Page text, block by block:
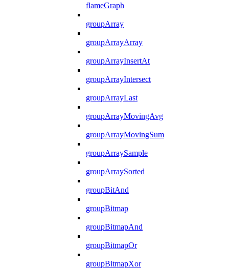
flameGraph
groupArray
groupArrayArray
groupArrayInsertAt
groupArrayIntersect
groupArrayLast
groupArrayMovingAvg
groupArrayMovingSum
groupArraySample
groupArraySorted
groupBitAnd
groupBitmap
groupBitmapAnd
groupBitmapOr
groupBitmapXor